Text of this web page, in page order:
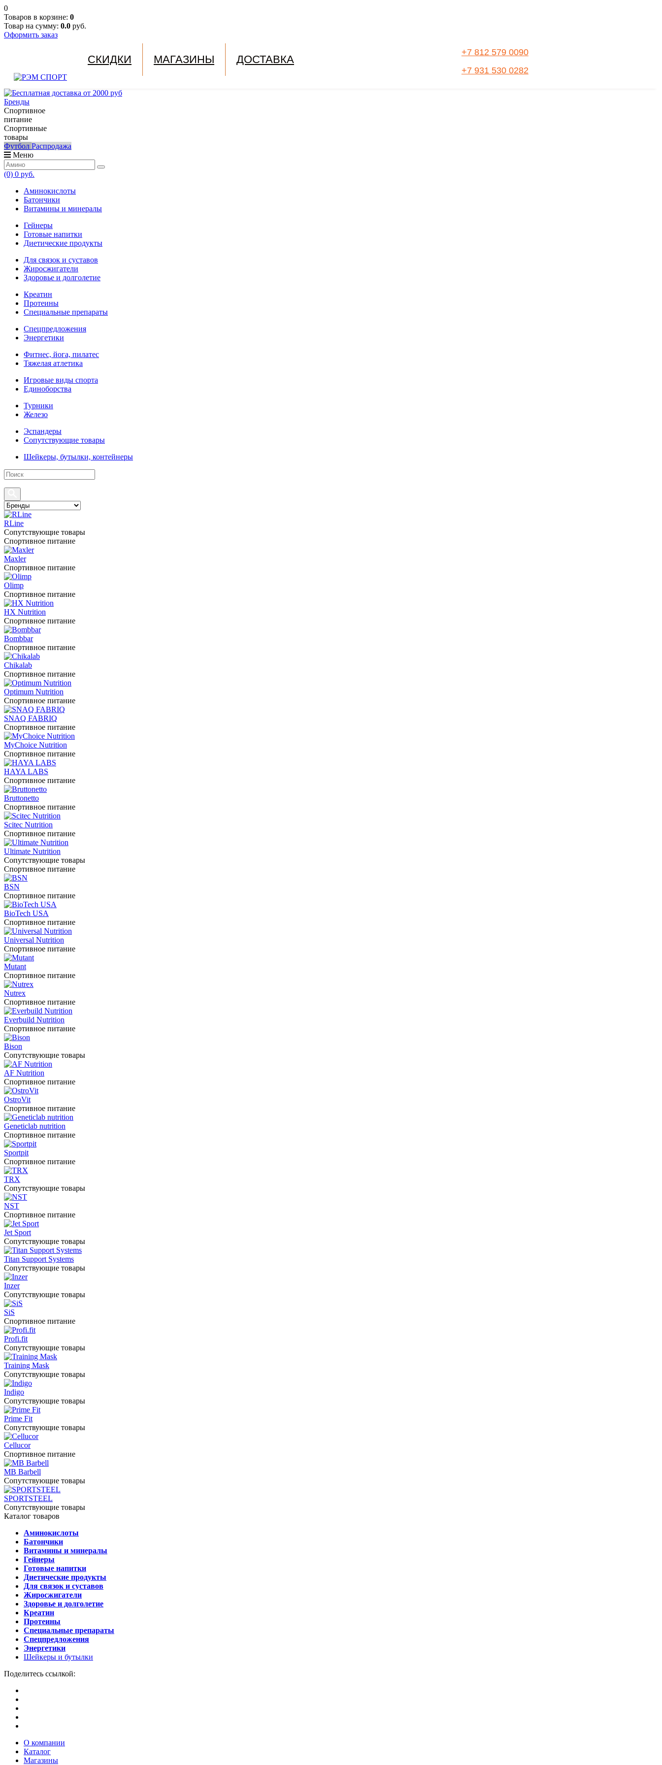
0
Товаров в корзине: 0
Товар на сумму: 0.0 руб.
Оформить заказ
СКИДКИ МАГАЗИНЫ ДОСТАВКА
+7 812 579 0090
+7 931 530 0282
Бренды
Спортивное
питание
Спортивные
товары
Футбол Распродажа
Меню
(0) 0 руб.
Аминокислоты
Батончики
Витамины и минералы
Гейнеры
Готовые напитки
Диетические продукты
Для связок и суставов
Жиросжигатели
Здоровье и долголетие
Креатин
Протеины
Специальные препараты
Спецпредложения
Энергетики
Фитнес, йога, пилатес
Тяжелая атлетика
Игровые виды спорта
Единоборства
Турники
Железо
Эспандеры
Сопутствующие товары
Шейкеры, бутылки, контейнеры
RLine
Сопутствующие товары
Спортивное питание
Maxler
Спортивное питание
Olimp
Спортивное питание
HX Nutrition
Спортивное питание
Bombbar
Спортивное питание
Chikalab
Спортивное питание
Optimum Nutrition
Спортивное питание
SNAQ FABRIQ
Спортивное питание
MyChoice Nutrition
Спортивное питание
HAYA LABS
Спортивное питание
Bruttonetto
Спортивное питание
Scitec Nutrition
Спортивное питание
Ultimate Nutrition
Сопутствующие товары
Спортивное питание
BSN
Спортивное питание
BioTech USA
Спортивное питание
Universal Nutrition
Спортивное питание
Mutant
Спортивное питание
Nutrex
Спортивное питание
Everbuild Nutrition
Спортивное питание
Bison
Сопутствующие товары
AF Nutrition
Спортивное питание
OstroVit
Спортивное питание
Geneticlab nutrition
Спортивное питание
Sportpit
Спортивное питание
TRX
Сопутствующие товары
NST
Спортивное питание
Jet Sport
Сопутствующие товары
Titan Support Systems
Сопутствующие товары
Inzer
Сопутствующие товары
SiS
Спортивное питание
Profi.fit
Сопутствующие товары
Training Mask
Сопутствующие товары
Indigo
Сопутствующие товары
Prime Fit
Сопутствующие товары
Cellucor
Спортивное питание
MB Barbell
Сопутствующие товары
SPORTSTEEL
Сопутствующие товары
Каталог товаров
Аминокислоты
Батончики
Витамины и минералы
Гейнеры
Готовые напитки
Диетические продукты
Для связок и суставов
Жиросжигатели
Здоровье и долголетие
Креатин
Протеины
Специальные препараты
Спецпредложения
Энергетики
Шейкеры и бутылки
Поделитесь ссылкой:
О компании
Каталог
Магазины